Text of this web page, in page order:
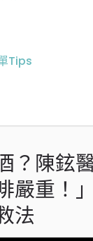
Tips
？陳鉉
嚴重！
法